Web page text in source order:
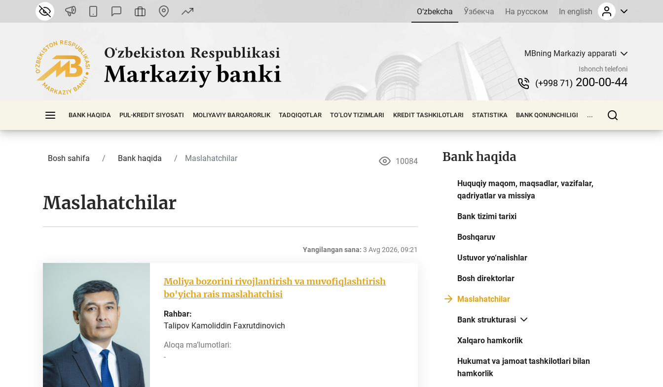
O‘zbekcha Ўзбекча На русском In english
MBning Markaziy apparati
Ishonch telefoni
(+998 71) 200-00-44
BANK HAQIDA PUL-KREDIT SIYOSATI MOLIYAVIY BАRQАRОRLIK TADQIQOTLAR TO‘LOV TIZIMLARI KREDIT TASHKILOTLARI STATISTIKA BANK QONUNCHILIGI ...
Bosh sahifa Bank haqida Maslahatchilar 10084
Maslahatchilar
Yangilangan sana: 3 Avg 2026, 09:21
Moliya bozorini rivojlantirish va muvofiqlashtirish
bo'yicha rais maslahatchisi
Rahbar:
Talipov Kamoliddin Faxrutdinovich
Aloqa ma’lumotlari:
-
Bank haqida
Huquqiy maqom, maqsadlar, vazifalar,
qadriyatlar va missiya
Bank tizimi tarixi
Boshqaruv
Ustuvor yo‘nalishlar
Bosh direktorlar
Maslahatchilar
Bank strukturasi
Xalqaro hamkorlik
Hukumat va jamoat tashkilotlari bilan
hamkorlik